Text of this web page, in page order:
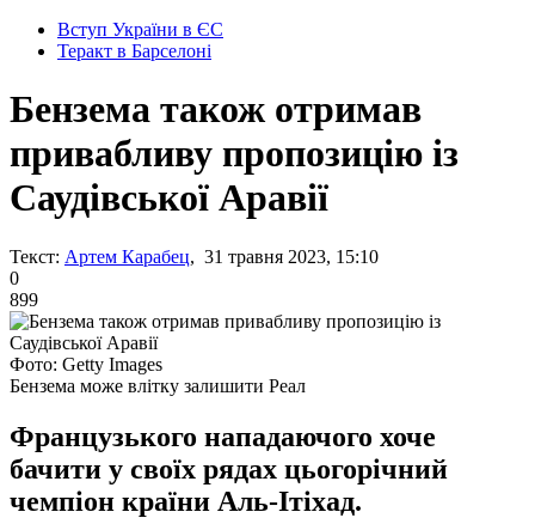
Вступ України в ЄС
Теракт в Барселоні
Бензема також отримав
привабливу пропозицію із
Саудівської Аравії
Текст: Артем Карабец, 31 травня 2023, 15:10
0
899
Фото: Getty Images
Бензема може влітку залишити Реал
Французького нападаючого хоче
бачити у своїх рядах цьогорічний
чемпіон країни Аль-Ітіхад.